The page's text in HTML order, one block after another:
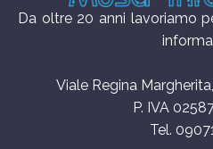
Da oltre 20 anni lavoriamo
Viale Regina
P. IVA
Tel.